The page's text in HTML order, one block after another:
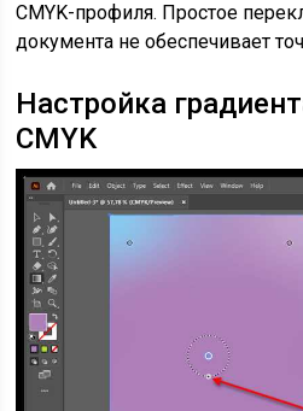
CMYK-профиля. Простое
документа не обеспечивает
Настройка
CMYK